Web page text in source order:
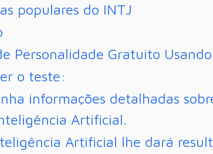
populares do INTJ
Personalidade Gratuito
o teste:
informações detalhadas
Artificial.
Artificial lhe dará